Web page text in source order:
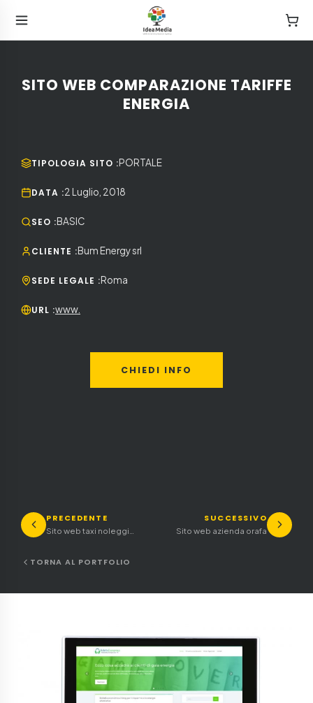
SITO WEB COMPARAZIONE TARIFFE
ENERGIA
TIPOLOGIA SITO :PORTALE
DATA :2 Luglio, 2018
SEO :BASIC
CLIENTE :Bum Energy srl
SEDE LEGALE :Roma
URL :www.
CHIEDI INFO
PRECEDENTE
Sito web taxi noleggio con conducente
SUCCESSIVO
Sito web azienda orafa
TORNA AL PORTFOLIO